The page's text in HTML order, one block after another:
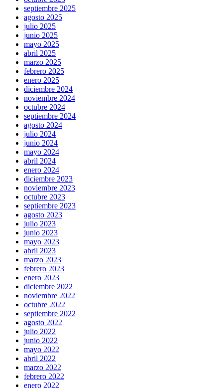
septiembre 2025
agosto 2025
julio 2025
junio 2025
mayo 2025
abril 2025
marzo 2025
febrero 2025
enero 2025
diciembre 2024
noviembre 2024
octubre 2024
septiembre 2024
agosto 2024
julio 2024
junio 2024
mayo 2024
abril 2024
enero 2024
diciembre 2023
noviembre 2023
octubre 2023
septiembre 2023
agosto 2023
julio 2023
junio 2023
mayo 2023
abril 2023
marzo 2023
febrero 2023
enero 2023
diciembre 2022
noviembre 2022
octubre 2022
septiembre 2022
agosto 2022
julio 2022
junio 2022
mayo 2022
abril 2022
marzo 2022
febrero 2022
enero 2022